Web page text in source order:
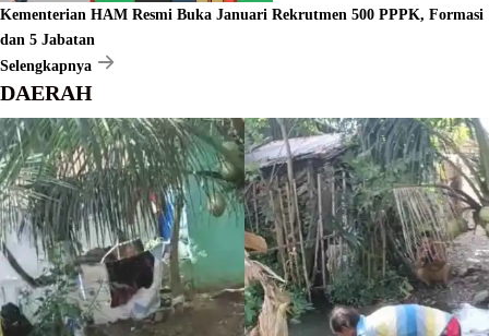
Kementerian HAM Resmi Buka Januari Rekrutmen 500 PPPK, Formasi
dan 5 Jabatan
Selengkapnya
DAERAH